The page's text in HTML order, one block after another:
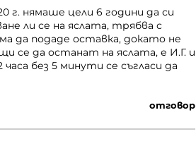
г. нямаше цели 6 години да си
ли се на яслата, трябва с
да подаде оставка, докато не
се да останат на яслата, е И.Г. и
без 5 минути се съгласи да
отговор